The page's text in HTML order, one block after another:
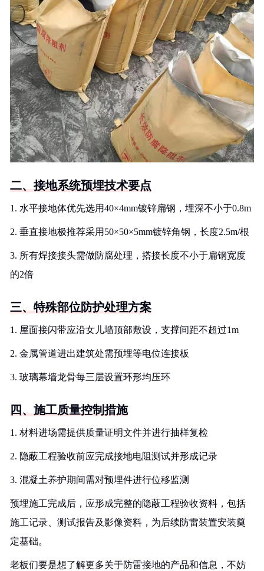
二、接地系统预埋技术要点
1. 水平接地体优先选用40×4mm镀锌扁钢，埋深不小于0.8m
2. 垂直接地极推荐采用50×50×5mm镀锌角钢，长度2.5m/根
3. 所有焊接接头需做防腐处理，搭接长度不小于扁钢宽度
的2倍
三、特殊部位防护处理方案
1. 屋面接闪带应沿女儿墙顶部敷设，支撑间距不超过1m
2. 金属管道进出建筑处需预埋等电位连接板
3. 玻璃幕墙龙骨每三层设置环形均压环
四、施工质量控制措施
1. 材料进场需提供质量证明文件并进行抽样复检
2. 隐蔽工程验收前应完成接地电阻测试并形成记录
3. 混凝土养护期间需对预埋件进行位移监测
预埋施工完成后，应形成完整的隐蔽工程验收资料，包括
施工记录、测试报告及影像资料，为后续防雷装置安装奠
定基础。
老板们要是想了解更多关于防雷接地的产品和信息，不妨